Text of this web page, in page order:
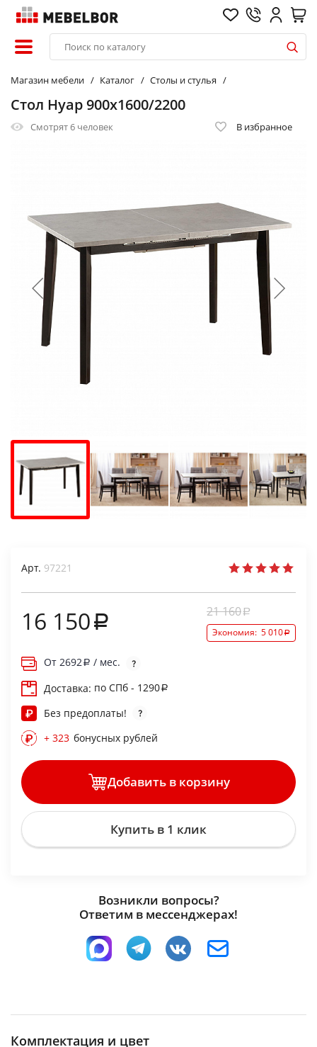
Магазин мебели Каталог Столы и стулья
Стол Нуар 900х1600/2200
Смотрят6 человек В избранное
Арт. 97221
16 150 21 160
Экономия: 5 010
От 2692
/ мес.
Доставка: по СПб - 1290
Без предоплаты!
+ 323 бонусных рублей
Добавить в корзину
Купить в 1 клик
Возникли вопросы?
Ответим в мессенджерах!
Комплектация и цвет